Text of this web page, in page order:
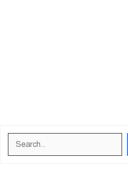
Search